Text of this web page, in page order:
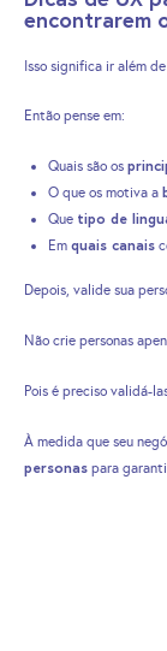
encontrarem
Isso significa ir além
Então pense em:
Quais são os
O que os motiva a
Que tipo de
Em quais canais
Depois, valide sua
Não crie personas
Pois é preciso validá-
À medida que seu
personas para